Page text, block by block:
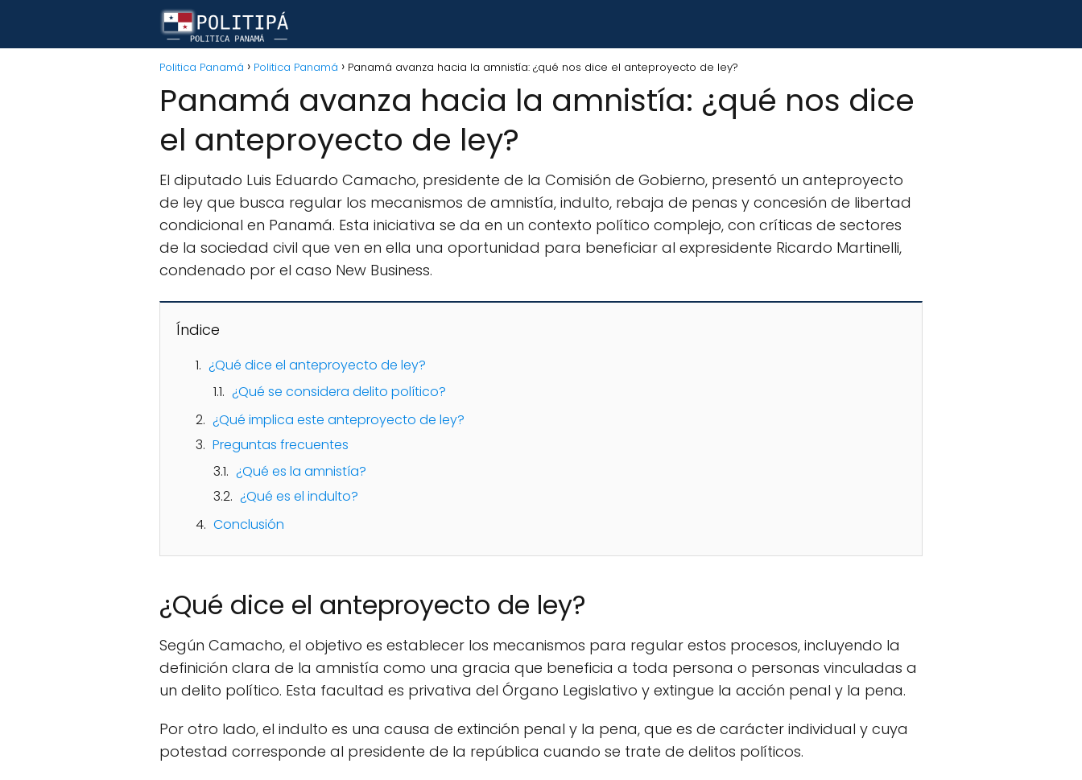
Politica Panamá Politica Panamá Panamá avanza hacia la amnistía: ¿qué nos dice el anteproyecto de ley?
Panamá avanza hacia la amnistía: ¿qué nos dice
el anteproyecto de ley?
El diputado Luis Eduardo Camacho, presidente de la Comisión de Gobierno, presentó un anteproyecto
de ley que busca regular los mecanismos de amnistía, indulto, rebaja de penas y concesión de libertad
condicional en Panamá. Esta iniciativa se da en un contexto político complejo, con críticas de sectores
de la sociedad civil que ven en ella una oportunidad para beneficiar al expresidente Ricardo Martinelli,
condenado por el caso New Business.
Índice
¿Qué dice el anteproyecto de ley?
¿Qué se considera delito político?
¿Qué implica este anteproyecto de ley?
Preguntas frecuentes
¿Qué es la amnistía?
¿Qué es el indulto?
Conclusión
¿Qué dice el anteproyecto de ley?
Según Camacho, el objetivo es establecer los mecanismos para regular estos procesos, incluyendo la
definición clara de la amnistía como una gracia que beneficia a toda persona o personas vinculadas a
un delito político. Esta facultad es privativa del Órgano Legislativo y extingue la acción penal y la pena.
Por otro lado, el indulto es una causa de extinción penal y la pena, que es de carácter individual y cuya
potestad corresponde al presidente de la república cuando se trate de delitos políticos.